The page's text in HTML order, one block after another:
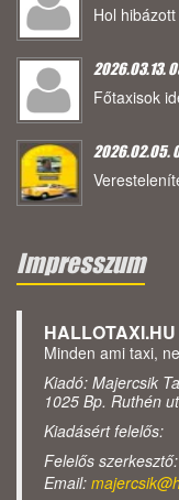
Hol
2026.03.13.
Főtaxisok
2026.02.05.
Impresszum
Minden ami taxi,
Kiadó: Majercsik
1025 Bp. Ruthén
Kiadásért felelős:
Felelős
Email: